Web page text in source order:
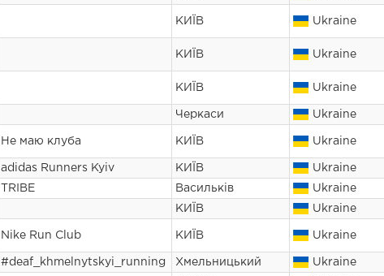
КИЇВ Ukraine
КИЇВ Ukraine
КИЇВ Ukraine
Черкаси Ukraine
Не маю клуба КИЇВ Ukraine
adidas Runners Kyiv КИЇВ Ukraine
TRIBE Васильків Ukraine
КИЇВ Ukraine
Nike Run Club КИЇВ Ukraine
#deaf_khmelnytskyi_running Хмельницький Ukraine